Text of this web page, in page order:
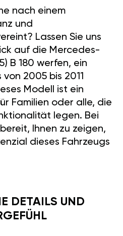
nach einem
und
Lassen Sie uns
auf die Mercedes-
B 180 werfen, ein
2005 bis 2011
Modell ist ein
Familien oder alle, die
legen. Bei
Ihnen zu zeigen,
dieses Fahrzeugs
DETAILS UND